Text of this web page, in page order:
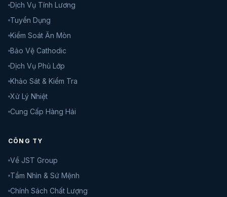
Dịch Vụ Tính Lương
Tuyển Dụng
Kiểm Soát Ăn Mòn
Bảo Vệ Cathodic
Dịch Vụ Phủ Lớp
Khảo Sát & Kiểm Tra
Xử Lý Nhiệt
Cung Cấp Hàng Hải
CÔNG TY
Về JST Group
Tầm Nhìn & Sứ Mệnh
Chính Sách Chất Lượng